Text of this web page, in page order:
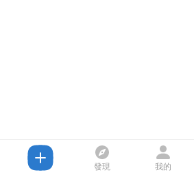
發現 我的